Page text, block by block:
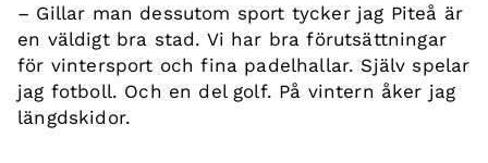
– Gillar man dessutom sport tycker jag Piteå är
en väldigt bra stad. Vi har bra förutsättningar
för vintersport och fina padelhallar. Själv spelar
jag fotboll. Och en del golf. På vintern åker jag
längdskidor.